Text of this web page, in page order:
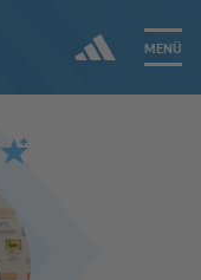
MENÜ
Jetzt einloggen